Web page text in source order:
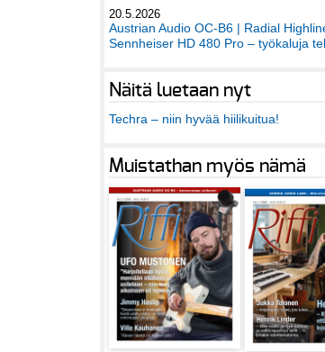
20.5.2026
Austrian Audio OC-B6 | Radial
Sennheiser HD 480 Pro – työkaluja
Näitä luetaan nyt
Techra – niin hyvää hiilikuitua!
Muistathan myös nämä